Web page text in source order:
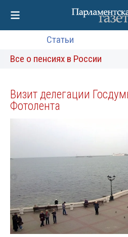
Статьи
Все о пенсиях в России
Визит делегации
Фотолента